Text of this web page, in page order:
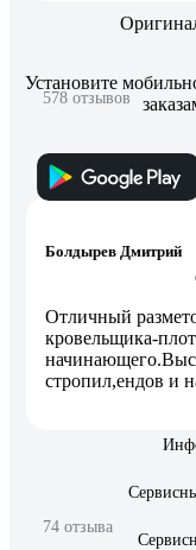
578 отзывов
Отзыв о Swanson
Болдырев Дмитрий
Отличный
кровельщика-
стропил,ендов и
74 отзыва
Установите